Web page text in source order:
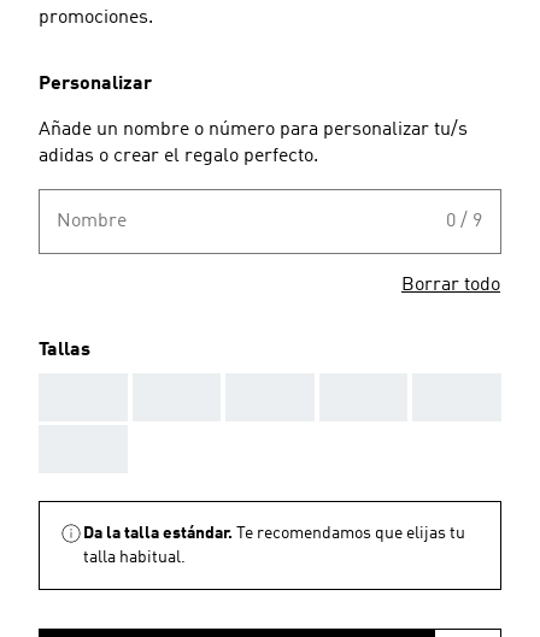
promociones.
Personalizar
Añade un nombre o número para personalizar tu/s
adidas o crear el regalo perfecto.
Nombre 0 / 9
Borrar todo
Tallas
Da la talla estándar.
Te recomendamos que elijas tu
talla habitual.